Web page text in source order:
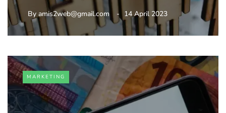
By amis2web@gmail.com 14 April 2023
MARKETING